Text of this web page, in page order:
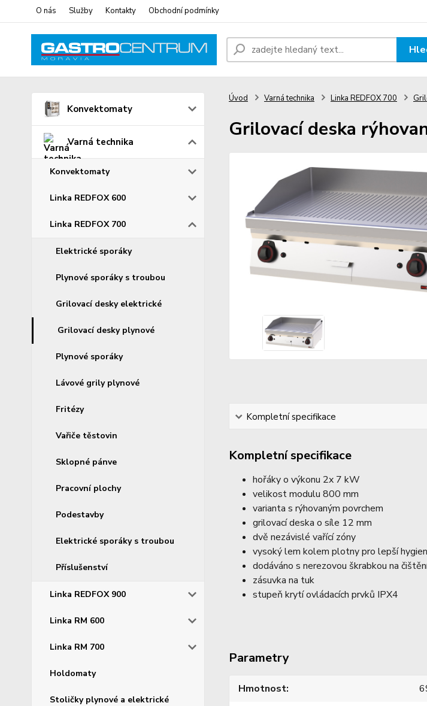
O nás Služby Kontakty Obchodní podmínky
Konvektomaty
Varná technika
Konvektomaty
Linka REDFOX 600
Linka REDFOX 700
Elektrické sporáky
Plynové sporáky s troubou
Grilovací desky elektrické
Grilovací desky plynové
Plynové sporáky
Lávové grily plynové
Fritézy
Vařiče těstovin
Sklopné pánve
Pracovní plochy
Podestavby
Elektrické sporáky s troubou
Příslušenství
Linka REDFOX 900
Linka RM 600
Linka RM 700
Holdomaty
Stoličky plynové a elektrické
Úvod Varná technika Linka REDFOX 700
Grilovací deska
Kompletní specifikace
Kompletní specifikace
hořáky o výkonu 2x 7 kW
velikost modulu 800 mm
varianta s rýhovaným povrchem
grilovací deska o síle 12 mm
dvě nezávislé vařící zóny
vysoký lem kolem plotny pro lepší
dodáváno s nerezovou škrabkou na
zásuvka na tuk
stupeň krytí ovládacích prvků IPX4
Parametry
Hmotnost